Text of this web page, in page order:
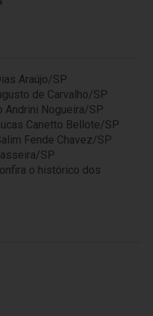
Araújo/SP
de Carvalho/SP
Andrini Nogueira/SP
Canetto Bellote/SP
Fende Chavez/SP
SP
o histórico dos